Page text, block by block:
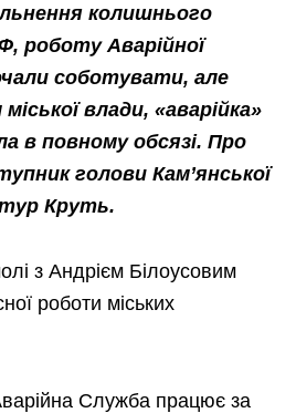
колишнього
роботу Аварійної
соботувати, але
влади, «аварійка»
в повному обсязі. Про
голови Кам’янської
Круть.
з Андрієм Білоусовим
роботи міських
Служба працює за